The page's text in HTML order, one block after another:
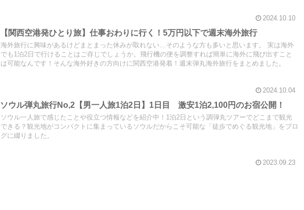
2024.10.10
【関西空港発ひとり旅】仕事おわりに行く！5万円以下で週末海外旅行
海外旅行に興味があるけどまとまった休みが取れない…そのような方も多いと思います。 実は海外
でも1泊2日で行けることはご存じでしょうか。飛行機の便を調整すれば簡単に海外に飛び出すこと
は可能なんです！そんな海外好きの方向けに関西空港発着！週末弾丸海外旅行をまとめました。
2024.10.04
ソウル弾丸旅行No,2【男一人旅1泊2日】1日目 激安1泊2,100円のお宿公開！
ソウル一人旅で感じたことや役立つ情報などを紹介中！1泊2日という調弾丸ツアーでどこまで観光
できる？観光地がコンパクトに集まっているソウルだからこそ可能な「徒歩でめぐる観光地」をブロ
グに綴りました。
2023.09.23